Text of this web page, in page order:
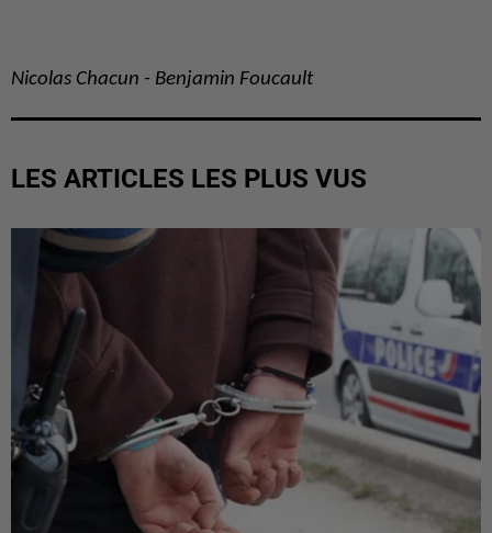
Nicolas Chacun - Benjamin Foucault
LES ARTICLES LES PLUS VUS